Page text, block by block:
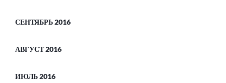
СЕНТЯБРЬ 2016
АВГУСТ 2016
ИЮЛЬ 2016